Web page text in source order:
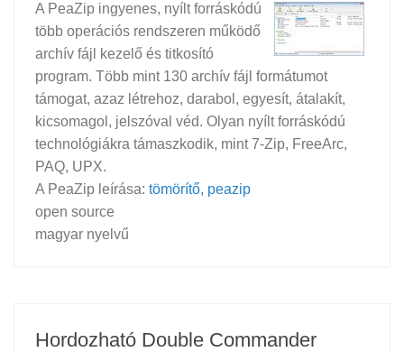
A PeaZip ingyenes, nyílt forráskódú
több operációs rendszeren működő
archív fájl kezelő és titkosító
program. Több mint 130 archív fájl formátumot
támogat, azaz létrehoz, darabol, egyesít, átalakít,
kicsomagol, jelszóval véd. Olyan nyílt forráskódú
technológiákra támaszkodik, mint 7-Zip, FreeArc,
PAQ, UPX.
A PeaZip leírása: tömörítő, peazip
open source
magyar nyelvű
Hordozható Double Commander